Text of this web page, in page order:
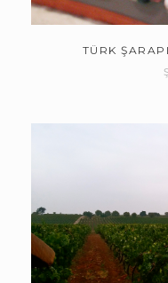
TÜRK